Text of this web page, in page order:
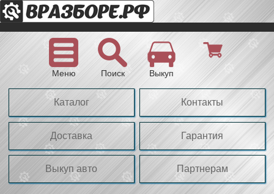
Меню Поиск Выкуп
Каталог Контакты
Доставка Гарантия
Выкуп авто Партнерам